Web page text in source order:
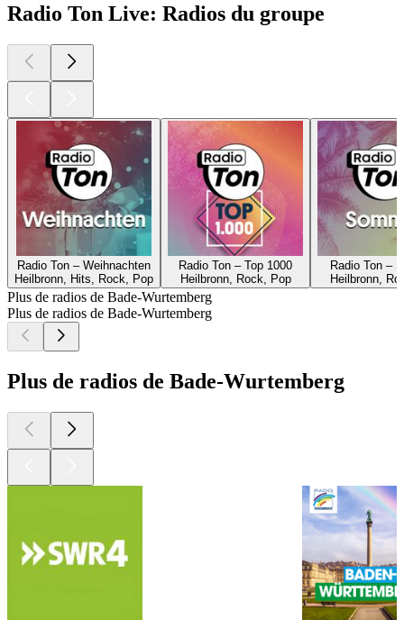
Radio Ton Live: Radios du groupe
Radio Ton – Weihnachten
Heilbronn, Hits, Rock, Pop
Radio Ton – Top 1000
Heilbronn, Rock, Pop
Radio Ton –
Heilbronn,
Plus de radios de Bade-Wurtemberg
Plus de radios de Bade-Wurtemberg
Plus de radios de Bade-Wurtemberg